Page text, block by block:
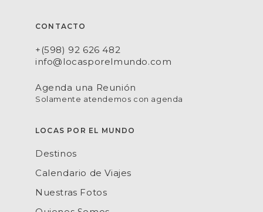
CONTACTO
+(598) 92 626 482
info@locasporelmundo.com
Agenda una Reunión
Solamente atendemos con agenda
LOCAS POR EL MUNDO
Destinos
Calendario de Viajes
Nuestras Fotos